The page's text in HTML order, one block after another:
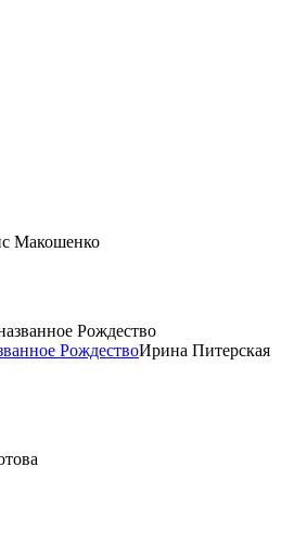
Макошенко
РождествоИрина Питерская